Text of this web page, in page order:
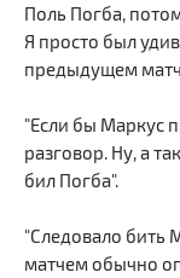
Поль Погба,
Я просто был
предыдущем
"Если бы Маркус
разговор. Ну, а
бил Погба".
"Следовало бить
матчем обычно